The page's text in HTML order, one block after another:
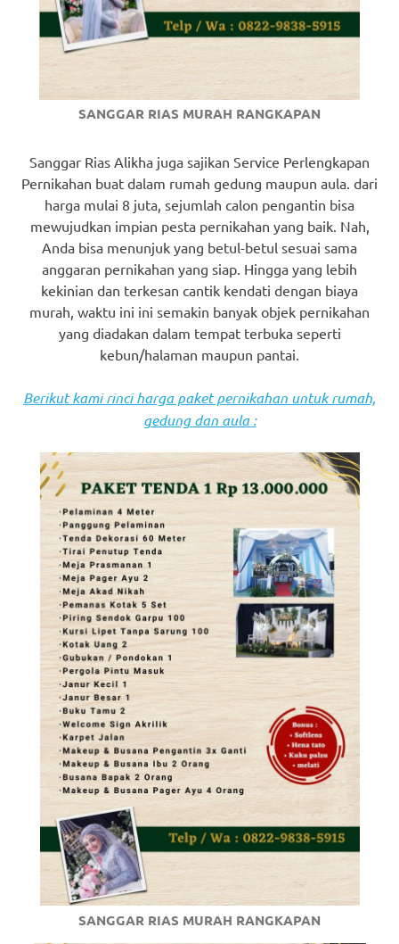
SANGGAR RIAS MURAH RANGKAPAN
Sanggar Rias Alikha juga sajikan Service Perlengkapan
Pernikahan buat dalam rumah gedung maupun aula. dari
harga mulai 8 juta, sejumlah calon pengantin bisa
mewujudkan impian pesta pernikahan yang baik. Nah,
Anda bisa menunjuk yang betul-betul sesuai sama
anggaran pernikahan yang siap. Hingga yang lebih
kekinian dan terkesan cantik kendati dengan biaya
murah, waktu ini ini semakin banyak objek pernikahan
yang diadakan dalam tempat terbuka seperti
kebun/halaman maupun pantai.
Berikut kami rinci harga paket pernikahan untuk rumah,
gedung dan aula :
SANGGAR RIAS MURAH RANGKAPAN